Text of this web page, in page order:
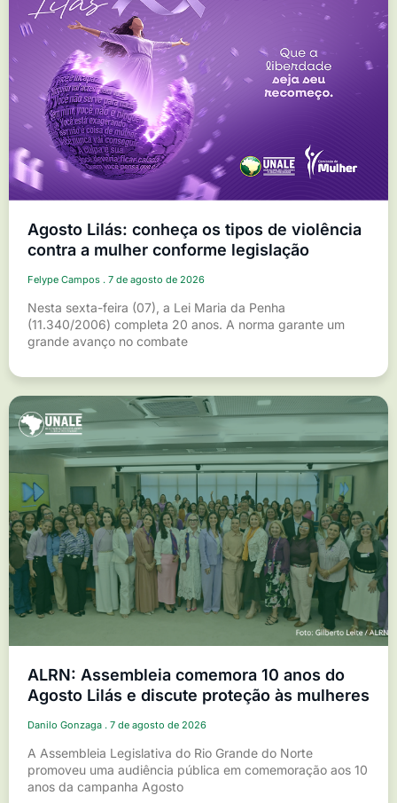
Agosto Lilás: conheça os tipos de violência
contra a mulher conforme legislação
Felype Campos 7 de agosto de 2026
Nesta sexta-feira (07), a Lei Maria da Penha
(11.340/2006) completa 20 anos. A norma garante um
grande avanço no combate
ALRN: Assembleia comemora 10 anos do
Agosto Lilás e discute proteção às mulheres
Danilo Gonzaga 7 de agosto de 2026
A Assembleia Legislativa do Rio Grande do Norte
promoveu uma audiência pública em comemoração aos 10
anos da campanha Agosto